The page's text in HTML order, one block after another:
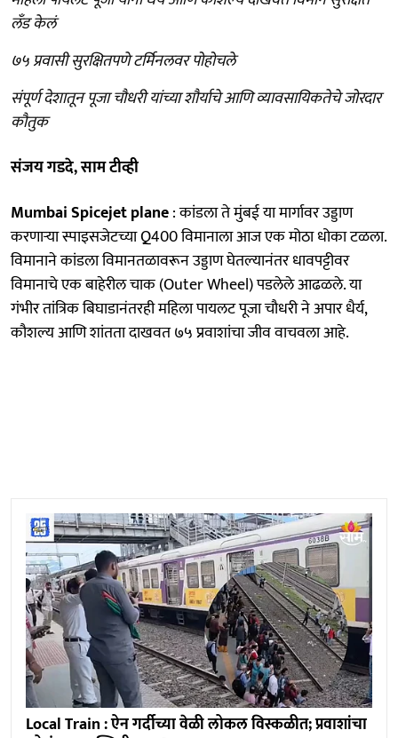
लँड केलं
७५ प्रवासी सुरक्षितपणे टर्मिनलवर पोहोचले
संपूर्ण देशातून पूजा चौधरी यांच्या शौर्याचे आणि व्यावसायिकतेचे जोरदार
कौतुक
संजय गडदे, साम टीव्ही
Mumbai Spicejet plane: कांडला ते मुंबई या मार्गावर उड्डाण
करणाऱ्या स्पाइसजेटच्या Q400 विमानाला आज एक मोठा धोका टळला.
विमानाने कांडला विमानतळावरून उड्डाण घेतल्यानंतर धावपट्टीवर
विमानाचे एक बाहेरील चाक (Outer Wheel) पडलेले आढळले. या
गंभीर तांत्रिक बिघाडानंतरही महिला पायलट पूजा चौधरी ने अपार धैर्य,
कौशल्य आणि शांतता दाखवत ७५ प्रवाशांचा जीव वाचवला आहे.
Local Train : ऐन गर्दीच्या वेळी लोकल विस्कळीत; प्रवाशांचा